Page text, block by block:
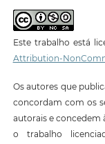
Este trabalho está
Attribution-
Os autores que
concordam com os
autorais e concedem
o trabalho